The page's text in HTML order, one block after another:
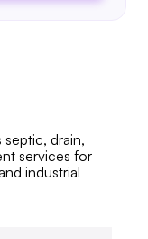
drain,
services for
industrial